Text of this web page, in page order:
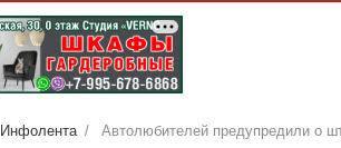
Инфолента Автолюбителей предупредили о